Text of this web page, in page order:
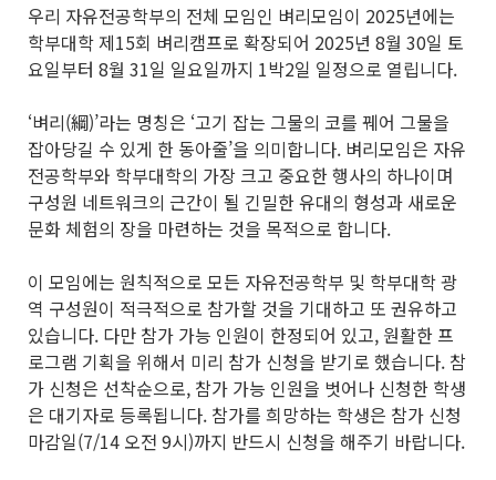
우리 자유전공학부의 전체 모임인 벼리모임이 2025년에는
학부대학 제15회 벼리캠프로 확장되어 2025년 8월 30일 토
요일부터 8월 31일 일요일까지 1박2일 일정으로 열립니다.
‘벼리(綱)’라는 명칭은 ‘고기 잡는 그물의 코를 꿰어 그물을
잡아당길 수 있게 한 동아줄’을 의미합니다. 벼리모임은 자유
전공학부와 학부대학의 가장 크고 중요한 행사의 하나이며
구성원 네트워크의 근간이 될 긴밀한 유대의 형성과 새로운
문화 체험의 장을 마련하는 것을 목적으로 합니다.
이 모임에는 원칙적으로 모든 자유전공학부 및 학부대학 광
역 구성원이 적극적으로 참가할 것을 기대하고 또 권유하고
있습니다. 다만 참가 가능 인원이 한정되어 있고, 원활한 프
로그램 기획을 위해서 미리 참가 신청을 받기로 했습니다. 참
가 신청은 선착순으로, 참가 가능 인원을 벗어나 신청한 학생
은 대기자로 등록됩니다. 참가를 희망하는 학생은 참가 신청
마감일(7/14 오전 9시)까지 반드시 신청을 해주기 바랍니다.